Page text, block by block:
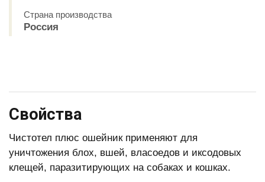
Страна производства
Россия
Свойства
Чистотел плюс ошейник применяют для
уничтожения блох, вшей, власоедов и иксодовых
клещей, паразитирующих на собаках и кошках.